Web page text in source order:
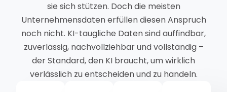
sie sich stützen. Doch die meisten
Unternehmensdaten erfüllen diesen Anspruch
noch nicht. KI-taugliche Daten sind auffindbar,
zuverlässig, nachvollziehbar und vollständig –
der Standard, den KI braucht, um wirklich
verlässlich zu entscheiden und zu handeln.